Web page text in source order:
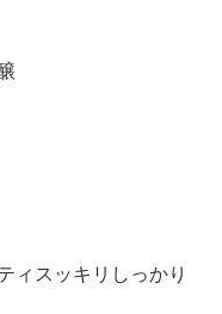
ィスッキリ しっかり